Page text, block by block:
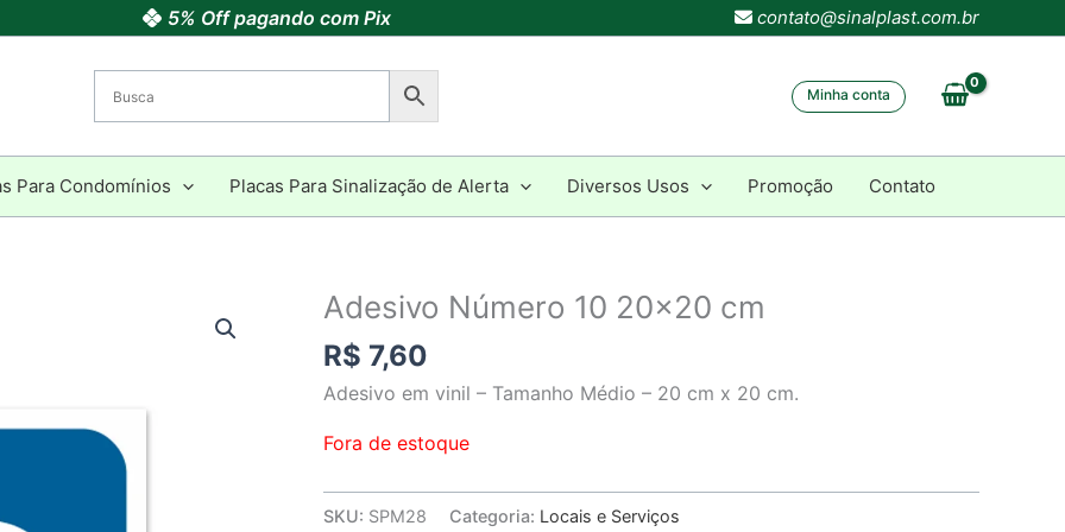
5% Off pagando com Pix contato@sinalplast.com.br
Minha conta
Para Condomínios Placas Para Sinalização de Alerta Diversos Usos Promoção Contato
Adesivo Número 10 20×20 cm
R$ 7,60
Adesivo em vinil – Tamanho Médio – 20 cm x 20 cm.
Fora de estoque
SKU: SPM28 Categoria: Locais e Serviços